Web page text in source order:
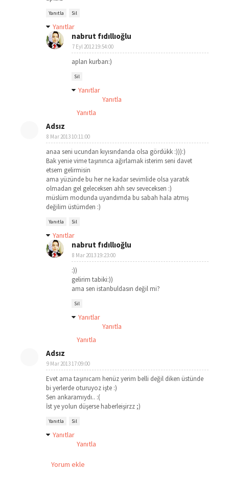
Yanıtla Sil
Yanıtlar
nabrut fıdıllıoğlu
7 Eyl 2012 19:54:00
aplan kurban:)
Sil
Yanıtlar
Yanıtla
Yanıtla
Adsız
8 Mar 2013 10:11:00
anaa seni ucundan kıyısındanda olsa gördükk :))):)
Bak yenie vime taşınınca ağırlamak isterim seni davet
etsem gelirmisin
ama yüzünde bu her ne kadar sevimlide olsa yaratık
olmadan gel geleceksen ahh sev seveceksen :)
müslüm modunda uyandımda bu sabah hala atmış
değilim üstümden :)
Yanıtla Sil
Yanıtlar
nabrut fıdıllıoğlu
8 Mar 2013 19:23:00
:))
gelirim tabiki:))
ama sen istanbuldasın değil mi?
Sil
Yanıtlar
Yanıtla
Yanıtla
Adsız
9 Mar 2013 17:09:00
Evet ama taşınıcam henüz yerim belli değil diken üstünde
bi yerlerde oturuyoz işte :)
Sen ankaramıydı.. :(
İst ye yolun düşerse haberleişirzz ;)
Yanıtla Sil
Yanıtlar
Yanıtla
Yorum ekle